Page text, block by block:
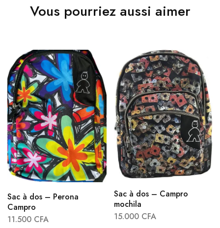
Vous pourriez aussi aimer
Sac à dos – Perona
Campro
11.500 CFA
Sac à dos – Campro
mochila
15.000 CFA